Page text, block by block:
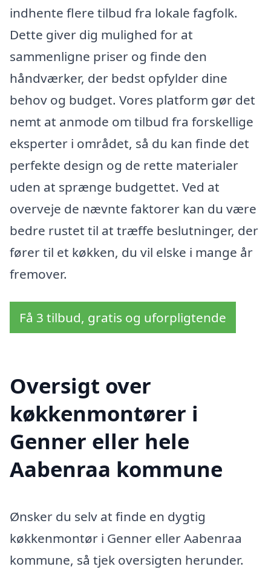
indhente flere tilbud fra lokale fagfolk.
Dette giver dig mulighed for at
sammenligne priser og finde den
håndværker, der bedst opfylder dine
behov og budget. Vores platform gør det
nemt at anmode om tilbud fra forskellige
eksperter i området, så du kan finde det
perfekte design og de rette materialer
uden at sprænge budgettet. Ved at
overveje de nævnte faktorer kan du være
bedre rustet til at træffe beslutninger, der
fører til et køkken, du vil elske i mange år
fremover.
Få 3 tilbud, gratis og uforpligtende
Oversigt over
køkkenmontører i
Genner eller hele
Aabenraa kommune
Ønsker du selv at finde en dygtig
køkkenmontør i Genner eller Aabenraa
kommune, så tjek oversigten herunder.